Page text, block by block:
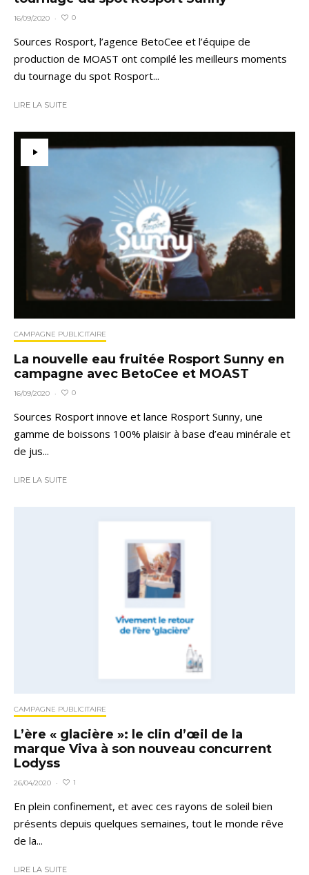
16/09/2020 · 0
Sources Rosport, l’agence BetoCee et l’équipe de
production de MOAST ont compilé les meilleurs moments
du tournage du spot Rosport...
LIRE LA SUITE
CAMPAGNE PUBLICITAIRE
La nouvelle eau fruitée Rosport Sunny en
campagne avec BetoCee et MOAST
16/09/2020 · 0
Sources Rosport innove et lance Rosport Sunny, une
gamme de boissons 100% plaisir à base d’eau minérale et
de jus...
LIRE LA SUITE
CAMPAGNE PUBLICITAIRE
L’ère « glacière »: le clin d’œil de la
marque Viva à son nouveau concurrent
Lodyss
26/04/2020 · 1
En plein confinement, et avec ces rayons de soleil bien
présents depuis quelques semaines, tout le monde rêve
de la...
LIRE LA SUITE